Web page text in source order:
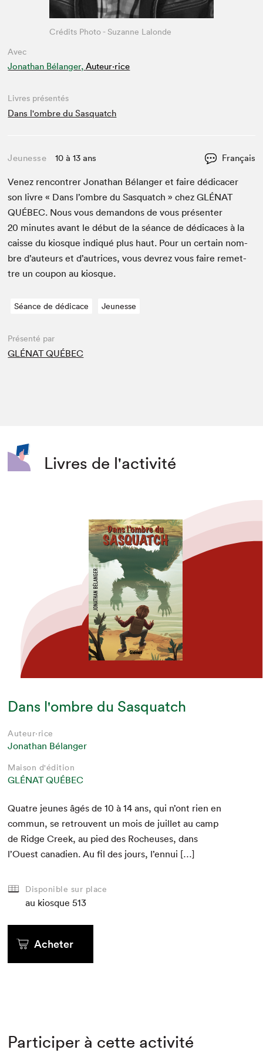
Avec
Jonathan Bélanger, Auteur·rice
Crédits Photo - Suzanne Lalonde
Livres présentés
Dans l'ombre du Sasquatch
Jeunesse 10 à 13 ans Français
Venez ren­con­tr­er Jonathan Bélanger et faire dédi­cac­er
son livre « Dans l’om­bre du Sasquatch » chezGLÉ­NAT
QUÉBEC. Nous vous deman­dons de vous présen­ter
20 min­utes avant le début de la séance de dédi­caces à la
caisse du kiosque indiqué plus haut. Pour un cer­tain nom­
bre d’auteurs et d’autrices, vous devrez vous faire remet­
tre un coupon au kiosque.
Séance de dédicace Jeunesse
Présenté par
GLÉNAT QUÉBEC
Livres de l'activité
Dans l'ombre du Sasquatch
Auteur·rice
Jonathan Bélanger
Maison d'édition
GLÉNAT QUÉBEC
Qua­tre jeunes âgés de10 à14 ans, qui n’ont rien en
com­mun, se retrou­vent un mois de juil­let au camp
de Ridge Creek, au pied des Rocheuses, dans
l’Ouest cana­di­en. Au fil des jours, l’ennui […]
Disponible sur place
au kiosque 513
Acheter
Participer à cette activité